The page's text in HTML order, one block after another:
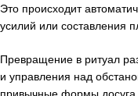
Это происходит
усилий или составления
Превращение в ритуал
и управления над